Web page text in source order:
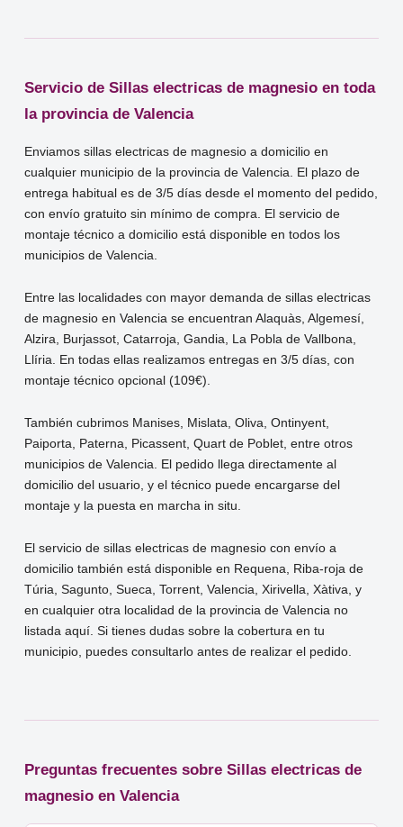
Servicio de Sillas electricas de magnesio en toda
la provincia de Valencia
Enviamos sillas electricas de magnesio a domicilio en
cualquier municipio de la provincia de Valencia. El plazo de
entrega habitual es de 3/5 días desde el momento del pedido,
con envío gratuito sin mínimo de compra. El servicio de
montaje técnico a domicilio está disponible en todos los
municipios de Valencia.
Entre las localidades con mayor demanda de sillas electricas
de magnesio en Valencia se encuentran Alaquàs, Algemesí,
Alzira, Burjassot, Catarroja, Gandia, La Pobla de Vallbona,
Llíria. En todas ellas realizamos entregas en 3/5 días, con
montaje técnico opcional (109€).
También cubrimos Manises, Mislata, Oliva, Ontinyent,
Paiporta, Paterna, Picassent, Quart de Poblet, entre otros
municipios de Valencia. El pedido llega directamente al
domicilio del usuario, y el técnico puede encargarse del
montaje y la puesta en marcha in situ.
El servicio de sillas electricas de magnesio con envío a
domicilio también está disponible en Requena, Riba-roja de
Túria, Sagunto, Sueca, Torrent, Valencia, Xirivella, Xàtiva, y
en cualquier otra localidad de la provincia de Valencia no
listada aquí. Si tienes dudas sobre la cobertura en tu
municipio, puedes consultarlo antes de realizar el pedido.
Preguntas frecuentes sobre Sillas electricas de
magnesio en Valencia